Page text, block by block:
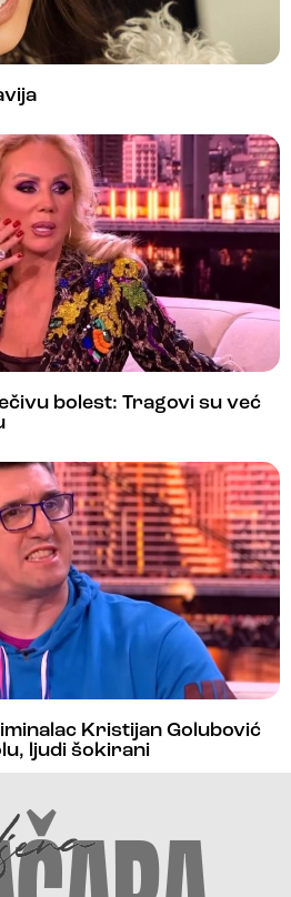
bolest: Tragovi su već
Kristijan Golubović
ljudi šokirani